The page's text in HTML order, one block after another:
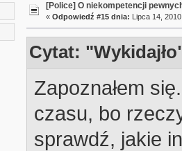
[Police] O niekompetencji
« Odpowiedź #15 dnia: Lipca 14,
Cytat:
Zapoznałem
czasu, bo
sprawdź, jakie